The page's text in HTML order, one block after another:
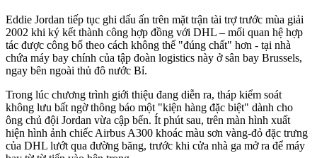
Eddie Jordan tiếp tục ghi dấu ấn trên mặt trận tài trợ trước mùa giải
2002 khi ký kết thành công hợp đồng với DHL – mối quan hệ hợp
tác được công bố theo cách không thể "đúng chất" hơn - tại nhà
chứa máy bay chính của tập đoàn logistics này ở sân bay Brussels,
ngay bên ngoài thủ đô nước Bỉ.
Trong lúc chương trình giới thiệu đang diễn ra, tháp kiểm soát
không lưu bất ngờ thông báo một "kiện hàng đặc biệt" dành cho
ông chủ đội Jordan vừa cập bến. Ít phút sau, trên màn hình xuất
hiện hình ảnh chiếc Airbus A300 khoác màu sơn vàng-đỏ đặc trưng
của DHL lướt qua đường băng, trước khi cửa nhà ga mở ra để máy